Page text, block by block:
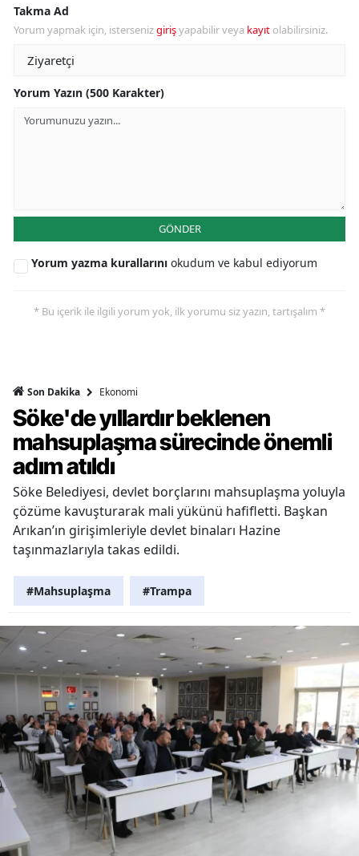
Takma Ad
Yorum yapmak için, istersenizgirişyapabilir veya kayıt olabilirsiniz.
Yorum Yazın (500 Karakter)
GÖNDER
Yorum yazma kurallarını okudum ve kabul ediyorum
* Bu içerik ile ilgili yorum yok, ilk yorumu siz yazın, tartışalım *
Son Dakika Ekonomi
Söke'de yıllardır beklenen
mahsuplaşma sürecinde önemli
adım atıldı
Söke Belediyesi, devlet borçlarını mahsuplaşma yoluyla
çözüme kavuşturarak mali yükünü hafifletti. Başkan
Arıkan’ın girişimleriyle devlet binaları Hazine
taşınmazlarıyla takas edildi.
#Mahsuplaşma #Trampa